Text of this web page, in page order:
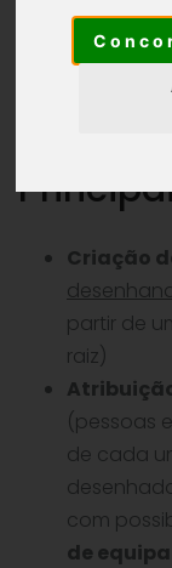
recursos
projetoe
Criação
partir de
raiz)
(pessoas
de cada
com
de equipa